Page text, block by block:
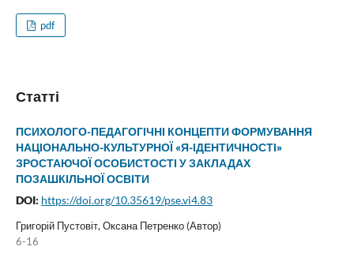
pdf
Статті
ПСИХОЛОГО-ПЕДАГОГІЧНІ КОНЦЕПТИ ФОРМУВАННЯ
НАЦІОНАЛЬНО-КУЛЬТУРНОЇ «Я-ІДЕНТИЧНОСТІ»
ЗРОСТАЮЧОЇ ОСОБИСТОСТІ У ЗАКЛАДАХ
ПОЗАШКІЛЬНОЇ ОСВІТИ
DOI: https://doi.org/10.35619/pse.vi4.83
Григорій Пустовіт, Оксана Петренко (Автор)
6-16